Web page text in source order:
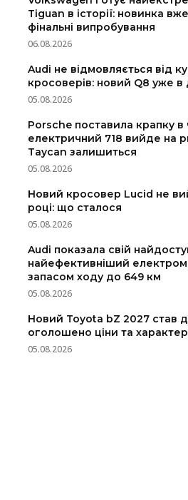
Tiguan в історії: новинка
фінальні випробування
06.08.2026
Audi не відмовляється від
кросоверів: новий Q8 уже в
05.08.2026
Porsche поставила крапку в
електричний 718 вийде на
Taycan залишиться
05.08.2026
Новий кросовер Lucid не
році: що сталося
05.08.2026
Audi показала свій
найефективніший
запасом ходу до 649 км
05.08.2026
Новий Toyota bZ 2027 став
оголошено ціни та
05.08.2026